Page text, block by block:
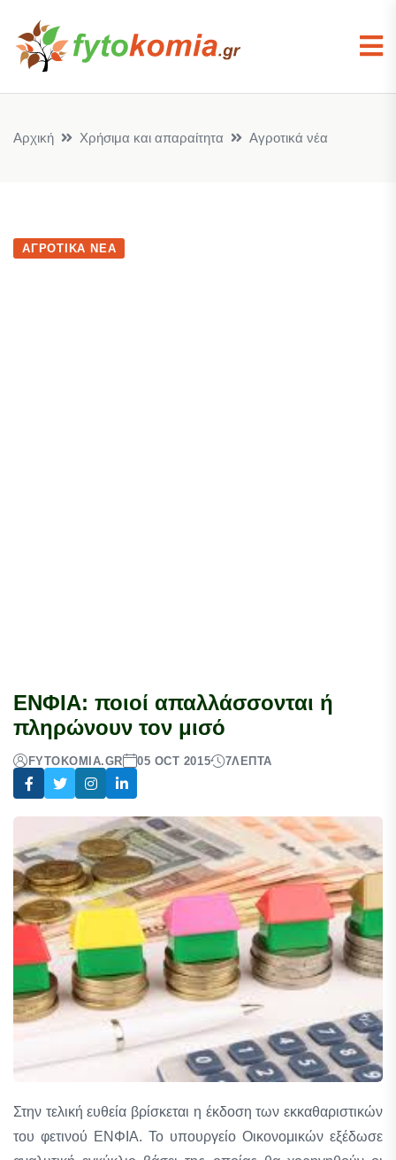
Αρχική Χρήσιμα και απαραίτητα Αγροτικά νέα
ΑΓΡΟΤΙΚΆ ΝΈΑ
ΕΝΦΙΑ: ποιοί απαλλάσσονται ή
πληρώνουν τον μισό
FYTOKOMIA.GR 05 OCT 2015 7ΛΕΠΤΆ
Στην τελική ευθεία βρίσκεται η έκδοση των εκκαθαριστικών
του φετινού ΕΝΦΙΑ. Το υπουργείο Οικονομικών εξέδωσε